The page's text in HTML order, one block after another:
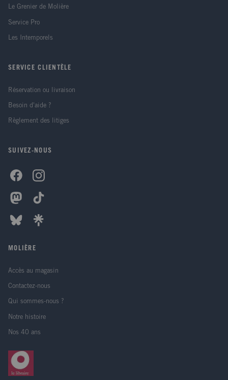
Le Grenier de Molière
Service Pro
Les Intemporels
SERVICE CLIENTÈLE
Réservation ou livraison
Besoin d'aide ?
Règlement des litiges
SUIVEZ-NOUS
MOLIÈRE
Accès au magasin
Contactez-nous
Qui sommes-nous ?
Notre histoire
Nos 40 ans